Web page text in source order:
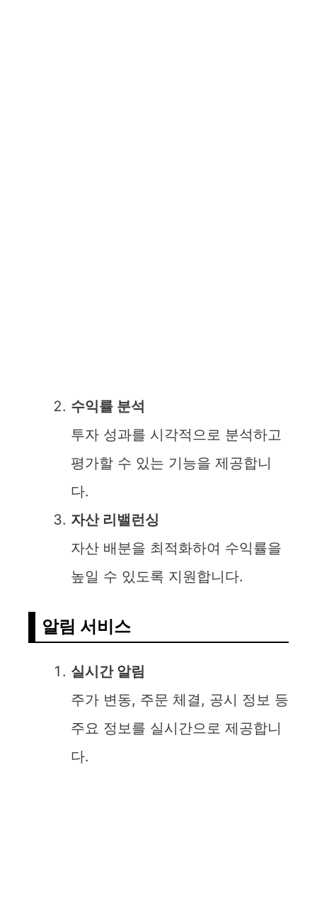
수익률 분석
투자 성과를 시각적으로 분석하고
평가할 수 있는 기능을 제공합니
다.
자산 리밸런싱
자산 배분을 최적화하여 수익률을
높일 수 있도록 지원합니다.
알림 서비스
실시간 알림
주가 변동, 주문 체결, 공시 정보 등
주요 정보를 실시간으로 제공합니
다.